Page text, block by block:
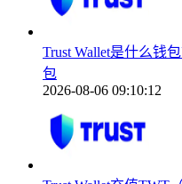
Trust Wallet是什么钱
包
2026-08-06 09:10:12